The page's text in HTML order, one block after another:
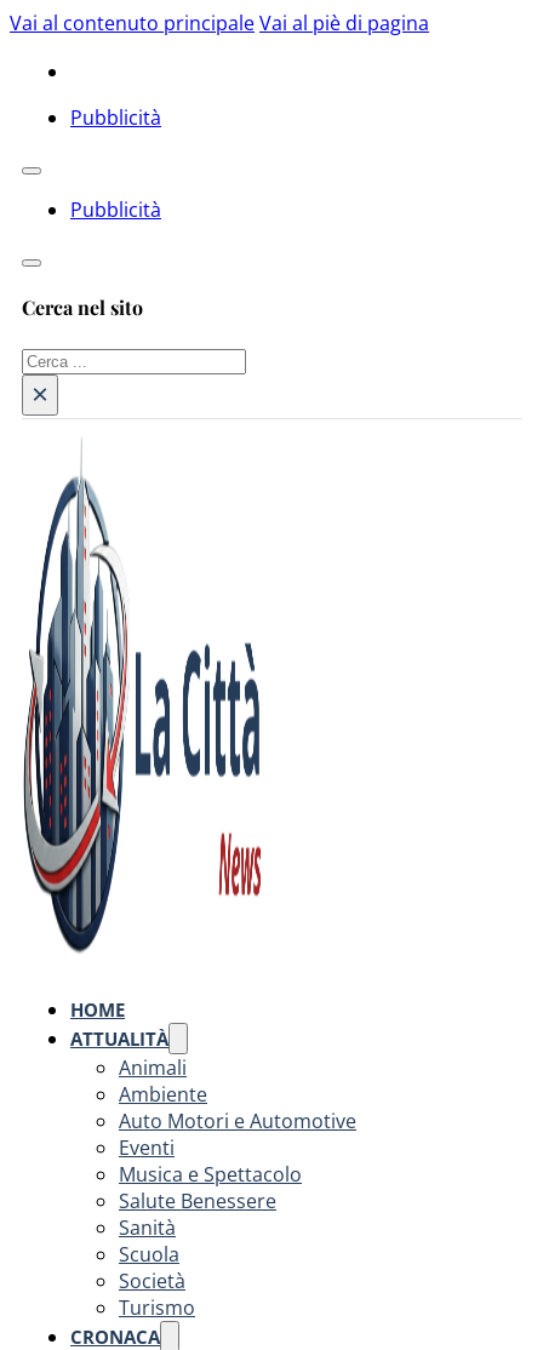
Vai al contenuto principaleVai al piè di pagina
Pubblicità
Pubblicità
Cerca nel sito
Cerca
×
HOME
ATTUALITÀ
Animali
Ambiente
Auto Motori e Automotive
Eventi
Musica e Spettacolo
Salute Benessere
Sanità
Scuola
Società
Turismo
CRONACA